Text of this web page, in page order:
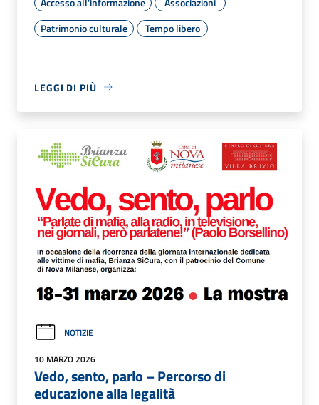
Patrimonio culturale
Tempo libero
LEGGI DI PIÙ
NOTIZIE
10 MARZO 2026
Vedo, sento, parlo – Percorso di
educazione alla legalità